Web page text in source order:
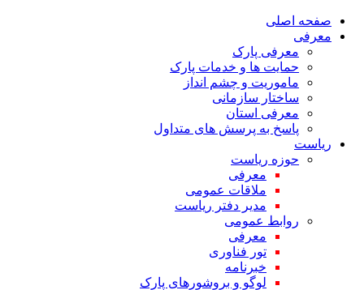
صفحه اصلی
معرفی
معرفی پارک
حمایت ها و خدمات پارک
ماموریت و چشم انداز
ساختار سازمانی
معرفی استان
پاسخ به پرسش های متداول
ریاست
حوزه ریاست
معرفی
ملاقات عمومی
مدیر دفتر ریاست
روابط عمومی
معرفی
تور فناوری
خبرنامه
لوگو و بروشورهای پارک